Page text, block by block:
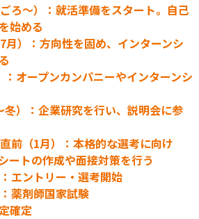
ろ〜）：就活準備をスタート。自己
始める
月）：方向性を固め、インターンシ
オープンカンパニーやインターンシ
冬）：企業研究を行い、説明会に参
前（1月）：本格的な選考に向け
ートの作成や面接対策を行う
エントリー・選考開始
薬剤師国家試験
確定